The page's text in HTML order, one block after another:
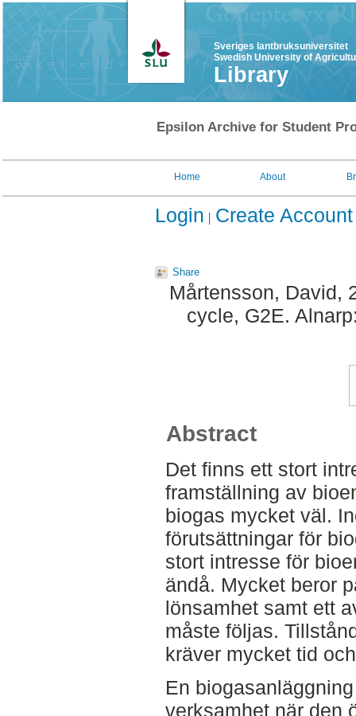
Sveriges lantbruksuniversitet
Swedish University of
Library
Epsilon Archive for Student
Home About
Login Create Account
Share
Mårtensson, David,
cycle, G2E.
Abstract
Det finns ett stort
framställning av
biogas mycket väl.
förutsättningar för
stort intresse för
ändå. Mycket beror
lönsamhet samt ett
måste följas.
kräver mycket tid
En
verksamhet när den